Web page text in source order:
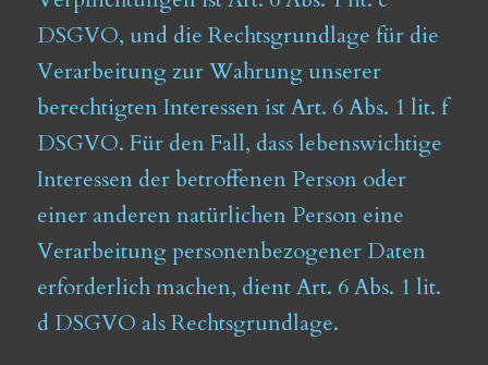
DSGVO, und die Rechtsgrundlage für die
Verarbeitung zur Wahrung unserer
berechtigten Interessen ist Art. 6 Abs. 1 lit. f
DSGVO. Für den Fall, dass lebenswichtige
Interessen der betroffenen Person oder
einer anderen natürlichen Person eine
Verarbeitung personenbezogener Daten
erforderlich machen, dient Art. 6 Abs. 1 lit.
d DSGVO als Rechtsgrundlage.